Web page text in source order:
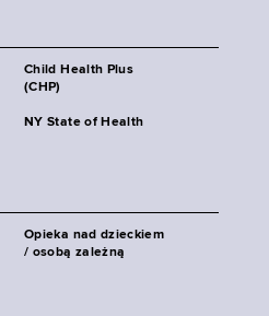
Child Health Plus
(CHP)
NY State of Health
Opieka nad dzieckiem
/ osobą zależną